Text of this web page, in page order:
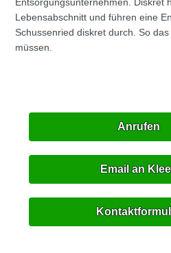
Entsorgungsunternehmen. Diskret
Lebensabschnitt und führen eine
Schussenried diskret durch. So
müssen.
Anrufen
Email an